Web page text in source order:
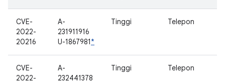
CVE-
2022-
20216
A-
231911916
U-1867981*
Tinggi Telepon
CVE-
2022-
A-
232441378
Tinggi Telepon